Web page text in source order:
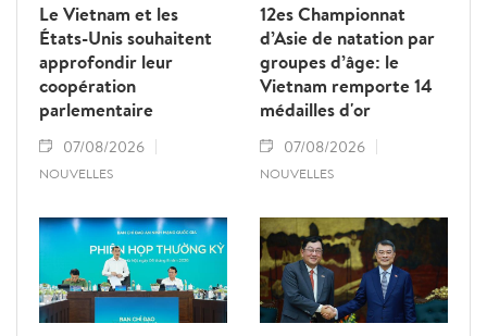
Le Vietnam et les
États-Unis souhaitent
approfondir leur
coopération
parlementaire
07/08/2026
NOUVELLES
12es Championnat
d’Asie de natation par
groupes d’âge: le
Vietnam remporte 14
médailles d'or
07/08/2026
NOUVELLES